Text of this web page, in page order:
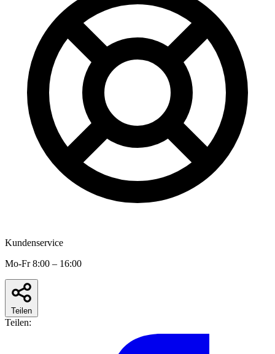
Kundenservice
Mo-Fr 8:00 – 16:00
Teilen
Teilen: